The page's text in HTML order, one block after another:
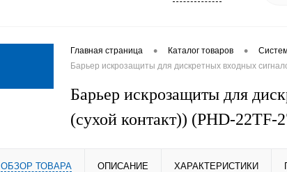
Главная страница • Каталог товаров •
Барьер искрозащиты для дискретных входных
Барьер искрозащиты для
(сухой контакт)) (PHD-22TF-
ОБЗОР ТОВАРА ОПИСАНИЕ ХАРАКТЕРИСТИКИ